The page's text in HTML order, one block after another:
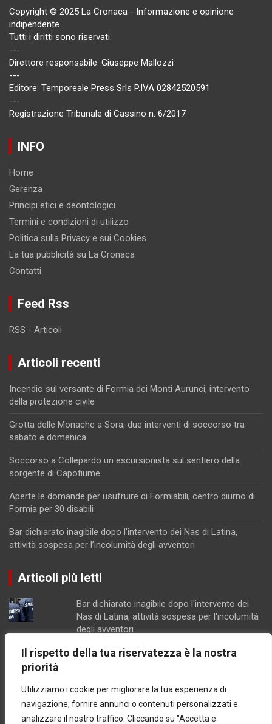
Il rispetto della tua riservatezza è la nostra
priorità
Utilizziamo i cookie per migliorare la tua esperienza di
navigazione, fornire annunci o contenuti personalizzati e
analizzare il nostro traffico. Cliccando su "Accetta e
Copyright © 2025 La Cronaca - Informazione e opinione
indipendente
Tutti i diritti sono riservati.
---
Direttore responsabile: Giuseppe Mallozzi
---
Editore: Temporeale Press Srls P.IVA 02842520591
---
Registrazione Tribunale di Cassino n. 6/2017
INFO
Home
Gerenza
Principi etici e deontologici
Termini e condizioni di utilizzo
Politica sulla Privacy e sui Cookies
La tua pubblicità su La Cronaca
Contatti
Feed Rss
RSS - Articoli
Articoli recenti
Incendio sul versante di Formia dei Monti Aurunci, intervento
della protezione civile
Grotta delle Monache a Sora, due interventi di soccorso tra
sabato e domenica
Soccorso a Collepardo un escursionista sul sentiero della
sorgente di Capofiume
Aperte le domande per usufruire di Formiabili, centro diurno di
Formia per 30 disabili
Bar dichiarato inagibile dopo l’intervento dei Nas di Latina,
attività sospesa per l’incolumità degli avventori
Articoli più letti
Bar dichiarato inagibile dopo l'intervento dei
Nas di Latina, attività sospesa per l'incolumità
degli avventori
Parco Recillo, la richiesta di chiarimenti dei
consiglieri Fdi di Minturno
insieme per un progetto da 1,1 mln di euro
Scarichi, porto e delocalizzazione della
piscicoltura, proposte della coalizione